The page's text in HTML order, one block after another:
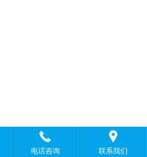
电话咨询 联系我们